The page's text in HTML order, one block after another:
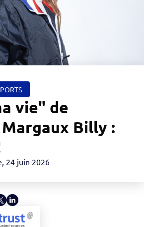
vie" de
Billy :
, 24 juin 2026